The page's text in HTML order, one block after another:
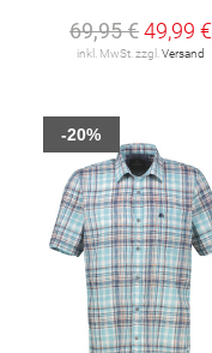
69,95 €49,99 €
inkl. MwSt. zzgl.Versand
-20%